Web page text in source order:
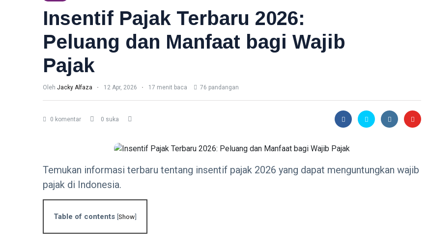
Insentif Pajak Terbaru 2026:
Peluang dan Manfaat bagi Wajib
Pajak
Oleh Jacky Alfaza 12 Apr, 2026 17 menit baca 76 pandangan
0 komentar 0 suka
Temukan informasi terbaru tentang insentif pajak 2026 yang dapat menguntungkan wajib
pajak di Indonesia.
Table of contents [Show]